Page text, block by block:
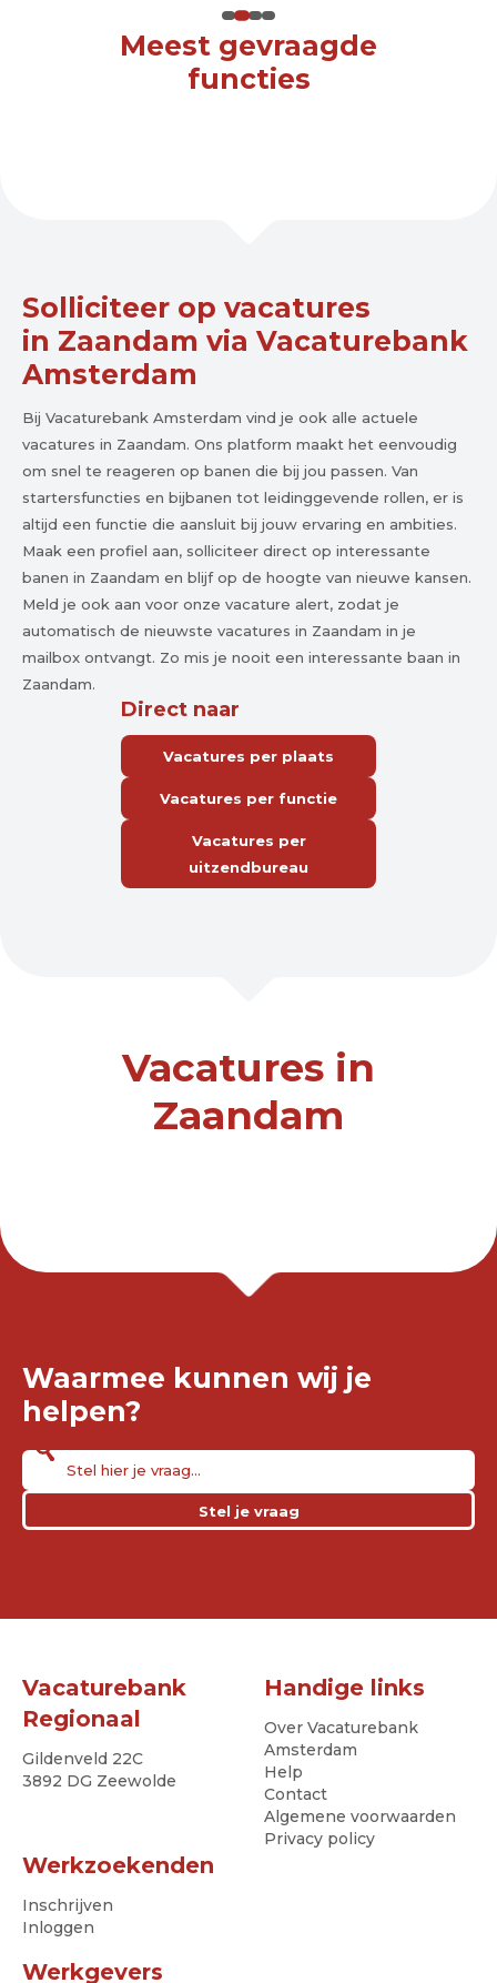
Meest gevraagde
functies
Solliciteer op vacatures
in Zaandam via Vacaturebank
Amsterdam
Bij Vacaturebank Amsterdam vind je ook alle actuele
vacatures in Zaandam. Ons platform maakt het eenvoudig
om snel te reageren op banen die bij jou passen. Van
startersfuncties en bijbanen tot leidinggevende rollen, er is
altijd een functie die aansluit bij jouw ervaring en ambities.
Maak een profiel aan, solliciteer direct op interessante
banen in Zaandam en blijf op de hoogte van nieuwe kansen.
Meld je ook aan voor onze vacature alert, zodat je
automatisch de nieuwste vacatures in Zaandam in je
mailbox ontvangt. Zo mis je nooit een interessante baan in
Zaandam.
Direct naar
Vacatures per plaats
Vacatures per functie
Vacatures per
uitzendbureau
Vacatures in
Zaandam
Waarmee kunnen wij je
helpen?
Stel je vraag
Vacaturebank
Regionaal
Gildenveld 22C
3892 DG Zeewolde
Handige links
Over Vacaturebank
Amsterdam
Help
Contact
Algemene voorwaarden
Privacy policy
Werkzoekenden
Inschrijven
Inloggen
Werkgevers